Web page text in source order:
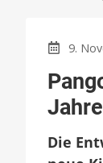
9.
Die